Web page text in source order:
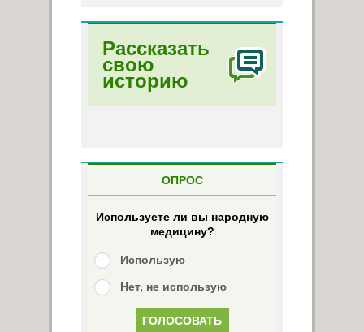
Рассказать
свою
историю
ОПРОС
Используете ли вы народную
медицину?
Использую
Нет, не использую